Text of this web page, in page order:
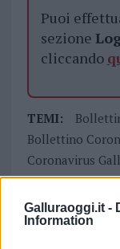
Galluraoggi.it -
Information
Puoi
sezione
cliccando
TEMI:
Bollettino
Coronavirus
Coronavirus